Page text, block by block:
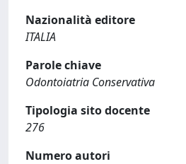
Nazionalità editore
ITALIA
Parole chiave
Odontoiatria Conservativa
Tipologia sito docente
276
Numero autori